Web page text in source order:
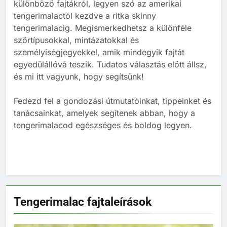
BLOG ELHELYEZÉSÜK
2
Barackot ehet a tengerimalac?
TÁPLÁLÁS
Banánt ehet a tengerimalac?
TÁPLÁLÁS TENGERIMALAC TARTÁS
Kopasz tengerimalac tartása:
minden, amit tudnod kell
TENGERIMALAC TARTÁS
különböző fajtákról, legyen szó az amerikai
tengerimalactól kezdve a ritka skinny
tengerimalacig. Megismerkedhetsz a különféle
szőrtípusokkal, mintázatokkal és
személyiségjegyekkel, amik mindegyik fajtát
egyedülállóvá teszik. Tudatos választás előtt állsz,
és mi itt vagyunk, hogy segítsünk!
Fedezd fel a gondozási útmutatóinkat, tippeinket és
tanácsainkat, amelyek segítenek abban, hogy a
tengerimalacod egészséges és boldog legyen.
Tengerimalac fajtaleírások